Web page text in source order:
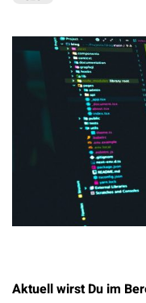
Aktuell wirst Du im